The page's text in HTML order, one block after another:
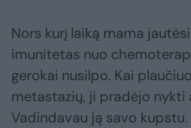
Nors kurį laiką mama
imunitetas nuo
gerokai nusilpo. Kai
metastazių, ji pradėjo nykti
Vadindavau ją savo